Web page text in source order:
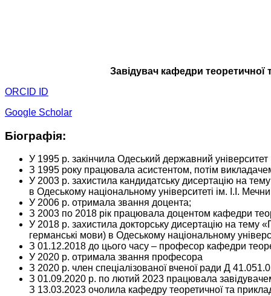
Завідувач кафедри теоретичної
ORCID ID
Google Scholar
Біографія:
У 1995 р. закінчила Одеський державний університет
З 1995 року працювала асистентом, потім
У 2003 р. захистила кандидатську дисертацію на
в Одеському національному університеті ім. І.І.
У 2006 р. отримала звання доцента;
З 2003 по 2018 рік працювала доцентом кафедри
У 2018 р. захистила докторську дисертацію на тему
германські мови) в Одеському національному
З 01.12.2018 до цього часу – професор кафедри
У 2020 р. отримала звання професора
З 2020 р. член спеціалізованої вченої ради Д
З 01.09.2020 р. по лютий 2023 працювала
З 13.03.2023 очолила кафедру теоретичної та